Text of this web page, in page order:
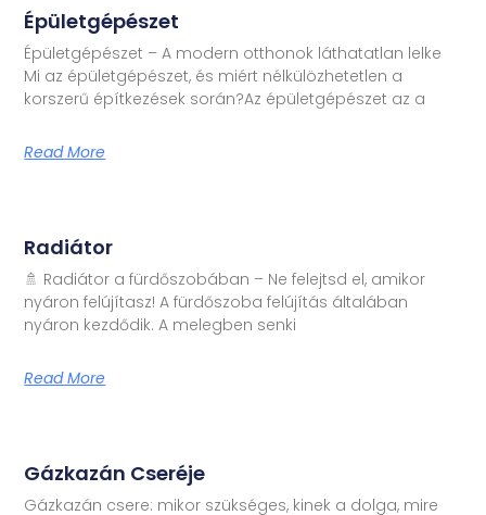
Épületgépészet
Épületgépészet – A modern otthonok láthatatlan lelke
Mi az épületgépészet, és miért nélkülözhetetlen a
korszerű építkezések során?Az épületgépészet az a
Read More
Radiátor
🚿 Radiátor a fürdőszobában – Ne felejtsd el, amikor
nyáron felújítasz! A fürdőszoba felújítás általában
nyáron kezdődik. A melegben senki
Read More
Gázkazán Cseréje
Gázkazán csere: mikor szükséges, kinek a dolga, mire